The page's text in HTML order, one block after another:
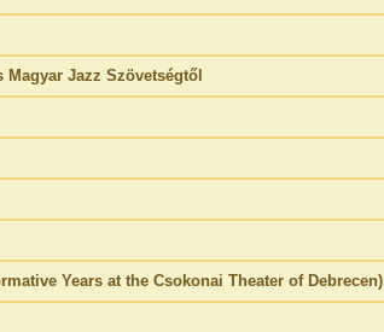
Jazz Szövetségtől
Years at the Csokonai Theater of Debrecen)